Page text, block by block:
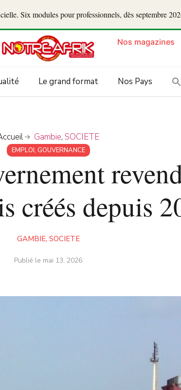
Six modules pour professionnels, dès septembre
Nos magazines
Le grand format Nos Pays
Gambie, SOCIETE
EMPLOI, GOUVERNANCE
créés depuis
GAMBIE, SOCIETE
Publié le mai 13, 2026